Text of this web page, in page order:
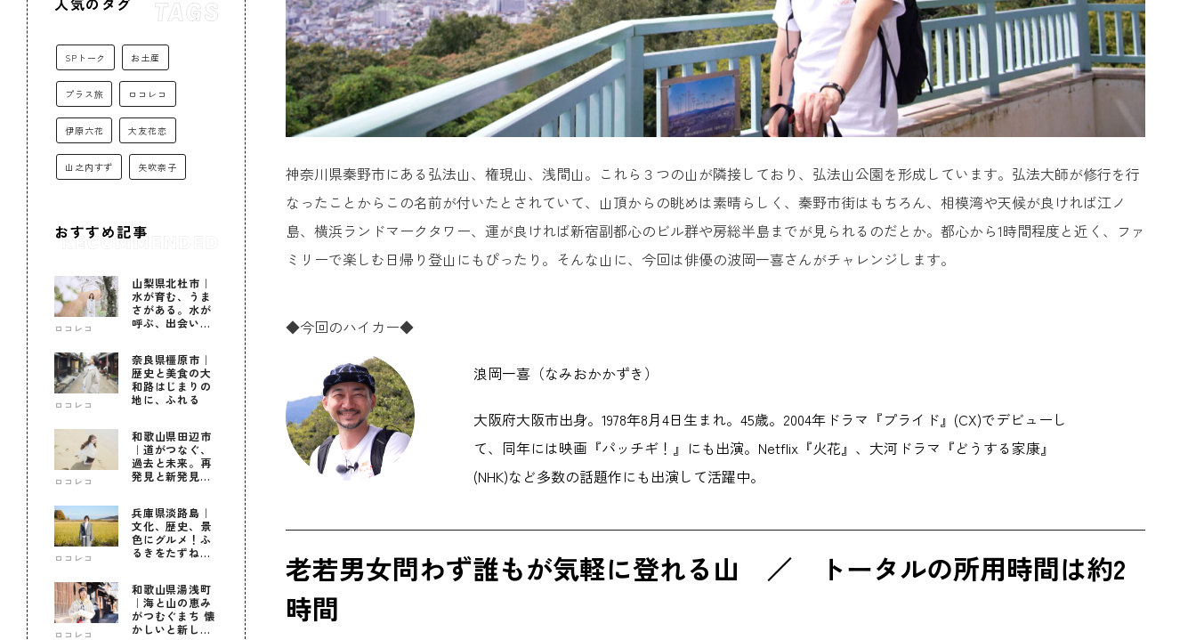
SPトーク お土産
プラス旅 ロコレコ
伊原六花 大友花恋
山之内すず 矢吹奈子
おすすめ記事
ロコレコ
山梨県北杜市｜
水が育む、うま
さがある。水が
呼ぶ、出会いが
ロコレコ
奈良県橿原市｜
歴史と美食の大
和路はじまりの
地に、ふれる
ロコレコ
和歌山県田辺市
｜道がつなぐ、
過去と未来。再
発見と新発見の
ロコレコ
兵庫県淡路島｜
文化、歴史、景
色にグルメ！ふ
るきをたずねて
ロコレコ
和歌山県湯浅町
｜海と山の恵み
がつむぐまち 懐
かしいと新しい
神奈川県秦野市にある弘法山、権現山、浅間山。これら３つの山が隣接しており、弘法山公園を形成しています。弘法大師が修行を行
なったことからこの名前が付いたとされていて、山頂からの眺めは素晴らしく、秦野市街はもちろん、相模湾や天候が良ければ江ノ
島、横浜ランドマークタワー、運が良ければ新宿副都心のビル群や房総半島までが見られるのだとか。都心から1時間程度と近く、ファ
ミリーで楽しむ日帰り登山にもぴったり。そんな山に、今回は俳優の波岡一喜さんがチャレンジします。
◆今回のハイカー◆
浪岡一喜（なみおかかずき）
大阪府大阪市出身。1978年8月4日生まれ。45歳。2004年ドラマ『プライド』(CX)でデビューし
て、同年には映画『パッチギ！』にも出演。Netflix『火花』、大河ドラマ『どうする家康』
(NHK)など多数の話題作にも出演して活躍中。
老若男女問わず誰もが気軽に登れる山 ／ トータルの所用時間は約2
時間